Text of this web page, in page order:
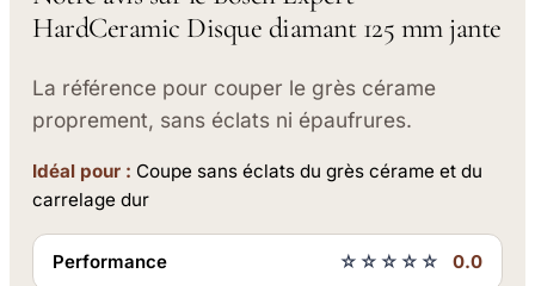
HardCeramic Disque diamant 125 mm jante
La référence pour couper le grès cérame
proprement, sans éclats ni épaufrures.
Idéal pour : Coupe sans éclats du grès cérame et du
carrelage dur
Performance ☆☆☆☆☆ 0.0